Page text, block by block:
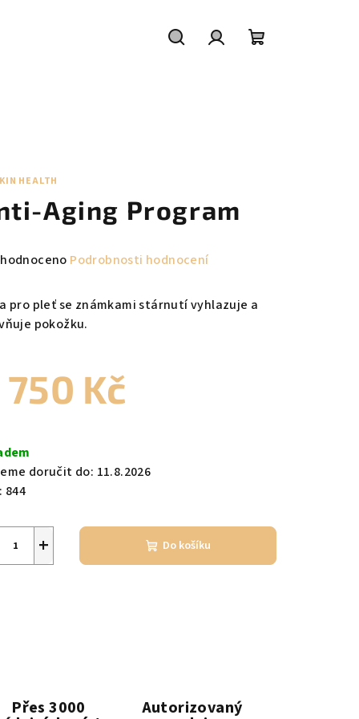
HEALTH
Aging Program
Podrobnosti hodnocení
pro pleť se známkami stárnutí vyhlazuje a
pokožku.
750 Kč
doručit do: 11.8.2026
844
+ Do košíku
Přes 3000 Autorizovaný